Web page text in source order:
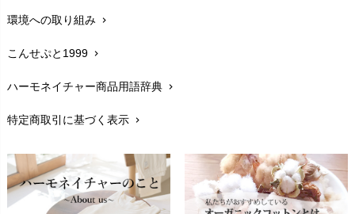
生地・素材chevron_right
お手入れについて
レビューを書こうchevron_right
返品交換chevron_right
FAXでのご注文
お問い合わせchevron_right
環境への取り組み chevron_right
こんせぷと1999 chevron_right
ハーモネイチャー商品用語辞典 chevron_right
特定商取引に基づく表示 chevron_right